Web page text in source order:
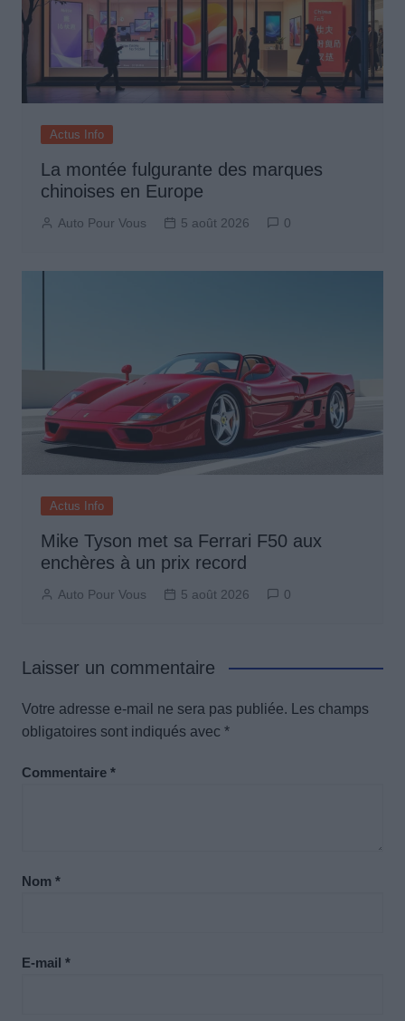
Actus Info
La montée fulgurante des marques
chinoises en Europe
Auto Pour Vous 5 août 2026 0
Actus Info
Mike Tyson met sa Ferrari F50 aux
enchères à un prix record
Auto Pour Vous 5 août 2026 0
Laisser un commentaire
Votre adresse e-mail ne sera pas publiée.
Les champs
obligatoires sont indiqués avec *
Commentaire *
Nom *
E-mail *